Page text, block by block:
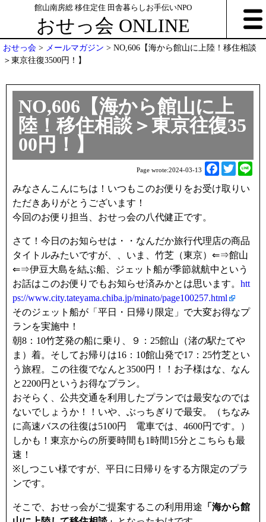
館山南房総 移住定住 田舎暮らしお手伝いNPO
おせっ会 ONLINE
おせっ会 > メールマガジン > NO,606【海から館山に上陸！移住相談
＞東京往復3500円！】
NO,606【海から館山に上
陸！移住相談＞東京往復35
00円！】
Page wrote:2024-03-13
F
a
o
o
k
T
w
i
e
r
みなさんこんにちは！いつもこのお便りをお受け取りい
ただきありがとうございます！
今回のお便り担当、おせっ会の八代健正です。
さて！今日のお知らせは・・なんだか旅行代理店の商品
タイトルみたいですが、、いま、竹芝（東京）⇐⇒館山
⇐⇒伊豆大島を結ぶ船、ジェット船が季節就航中という
お話はこのお便りでもお知らせ済みかとは思います。 htt
ps://www.city.tateyama.chiba.jp/minato/page100257.html
そのジェット船が「平日・日帰り限定」で大変お得なプ
ランを実施中！
朝8：10竹芝発の船に乗り、９：25館山（渚の駅たてや
ま）着。そしてお帰りは16：10館山発で17：25竹芝とい
う旅程。この往復でなんと3500円！！お子様はな、なん
と2200円というお得なプラン。
おそらく、公共交通を利用したプランでは最安なのでは
ないでしょうか！！いや、ぶっちぎりで最安。（ちなみ
に高速バスの往復は5100円 電車では、4600円です。）
しかも！東京からの所要時間も1時間15分とこちらも最
速！
※しつこい様ですが、平日に日帰りをする方限定のプラ
ンです。
そこで、おせっ会がご提案するこの利用用途 「海から館